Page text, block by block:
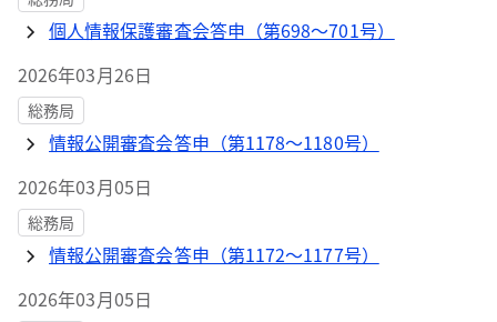
個人情報保護審査会答申（第698～701号）
2026年03月26日
総務局
情報公開審査会答申（第1178～1180号）
2026年03月05日
総務局
情報公開審査会答申（第1172～1177号）
2026年03月05日